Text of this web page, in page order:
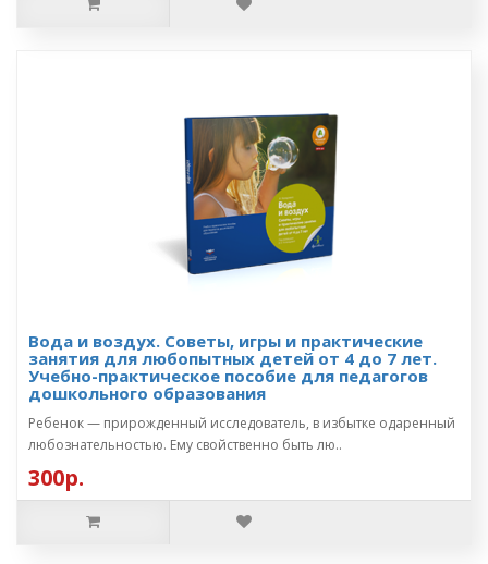
Вода и воздух. Советы, игры и практические
занятия для любопытных детей от 4 до 7 лет.
Учебно-практическое пособие для педагогов
дошкольного образования
Ребенок — прирожденный исследователь, в избытке одаренный
любознательностью. Ему свойственно быть лю..
300р.